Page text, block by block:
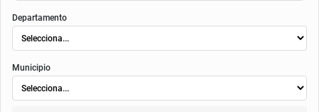
Departamento
Municipio